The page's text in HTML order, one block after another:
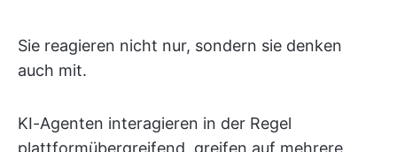
Sie reagieren nicht nur, sondern sie denken
auch mit.
KI-Agenten interagieren in der Regel
plattformübergreifend, greifen auf mehrere